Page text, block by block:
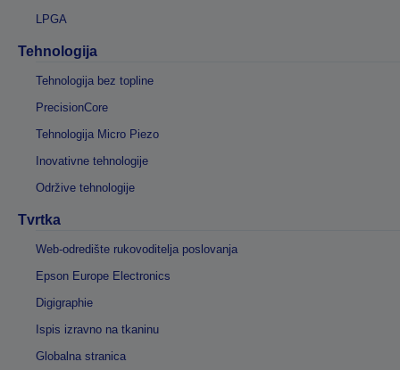
LPGA
Tehnologija
Tehnologija bez topline
PrecisionCore
Tehnologija Micro Piezo
Inovativne tehnologije
Održive tehnologije
Tvrtka
Web-odredište rukovoditelja poslovanja
Epson Europe Electronics
Digigraphie
Ispis izravno na tkaninu
Globalna stranica